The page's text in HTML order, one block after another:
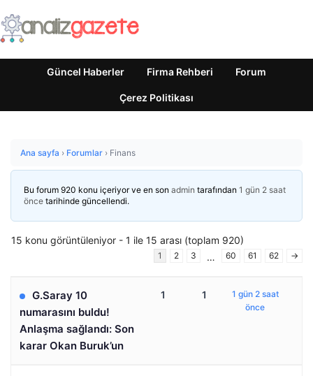
Güncel Haberler Firma Rehberi Forum
Çerez Politikası
Ana sayfa › Forumlar › Finans
Bu forum 920 konu içeriyor ve en son admin tarafından 1 gün 2 saat
önce tarihinde güncellendi.
15 konu görüntüleniyor - 1 ile 15 arası (toplam 920)
1 2 3 … 60 61 62 →
G.Saray 10
numarasını buldu!
Anlaşma sağlandı: Son
karar Okan Buruk’un
1 1
1 gün 2 saat
önce